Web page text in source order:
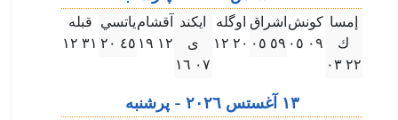
إمسا
ك
۲۲ ۰۳
كونش
۰٩ ۰٥
اشراق
٥٩ ۰٥
اوگله
۲۰ ۱۲
ايكند
ى
۰٧ ۱٦
آقشام
۱۲ ۱٩
ياتسي
٤٥ ۲۰
قبله
۳۱ ۱۲
۱۳ آغستس ۲۰۲٦ - پرشنبه